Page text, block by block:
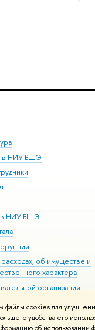
файлы cookies для
удобства его
в НИУ ВШЭ
в НИУ ВШЭ
об имуществе и
характера
организации
возможностями